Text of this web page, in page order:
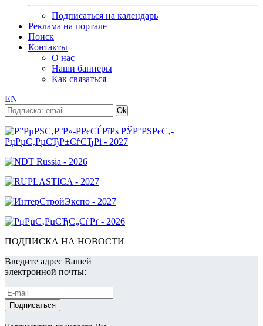
Подписаться на календарь
Реклама на портале
Поиск
Контакты
О нас
Наши баннеры
Как связаться
EN
ПОДПИСКА НА НОВОСТИ
Введите адрес Вашей
электронной почты: